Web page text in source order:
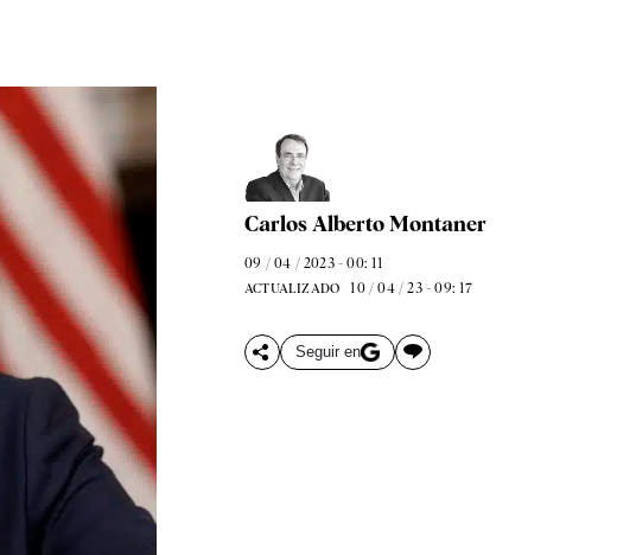
Carlos Alberto Montaner
09 / 04 / 2023 - 00: 11
ACTUALIZADO 10 / 04 / 23 - 09: 17
Seguir en